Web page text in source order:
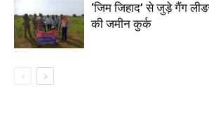
‘जिम जिहाद’ से जुड़े गैंग
की जमीन कुर्क